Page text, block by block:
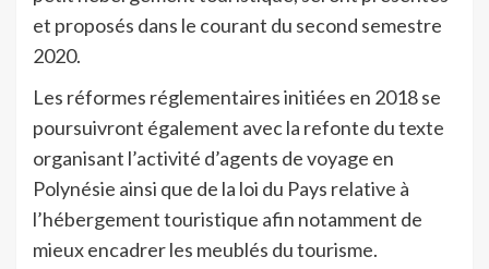
et proposés dans le courant du second semestre
2020.
Les réformes réglementaires initiées en 2018 se
poursuivront également avec la refonte du texte
organisant l’activité d’agents de voyage en
Polynésie ainsi que de la loi du Pays relative à
l’hébergement touristique afin notamment de
mieux encadrer les meublés du tourisme.